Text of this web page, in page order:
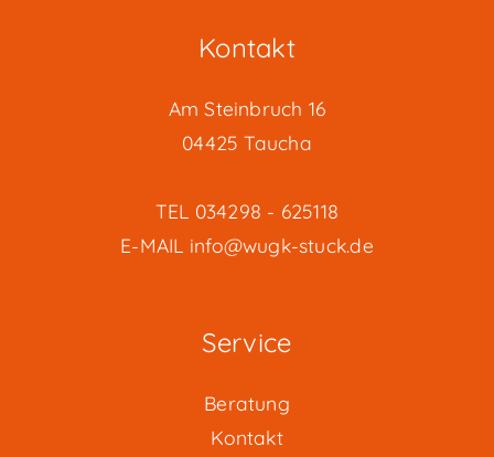
Kontakt
Am Steinbruch 16
04425 Taucha
TEL 034298 - 625118
E-MAIL info@wugk-stuck.de
Service
Beratung
Kontakt